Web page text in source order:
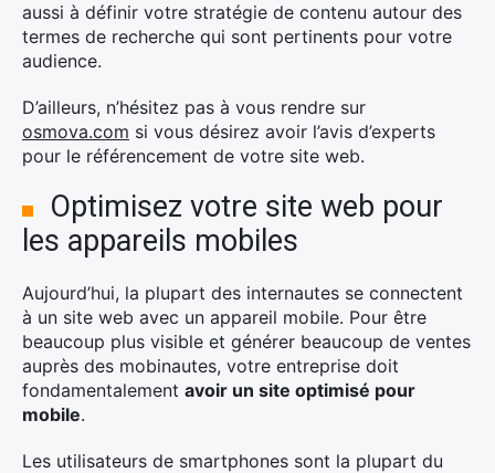
aussi à définir votre stratégie de contenu autour des
termes de recherche qui sont pertinents pour votre
audience.
D’ailleurs, n’hésitez pas à vous rendre sur
osmova.com si vous désirez avoir l’avis d’experts
pour le référencement de votre site web.
Optimisez votre site web pour
les appareils mobiles
Aujourd’hui, la plupart des internautes se connectent
à un site web avec un appareil mobile. Pour être
beaucoup plus visible et générer beaucoup de ventes
auprès des mobinautes, votre entreprise doit
fondamentalement avoir un site optimisé pour
mobile.
Les utilisateurs de smartphones sont la plupart du